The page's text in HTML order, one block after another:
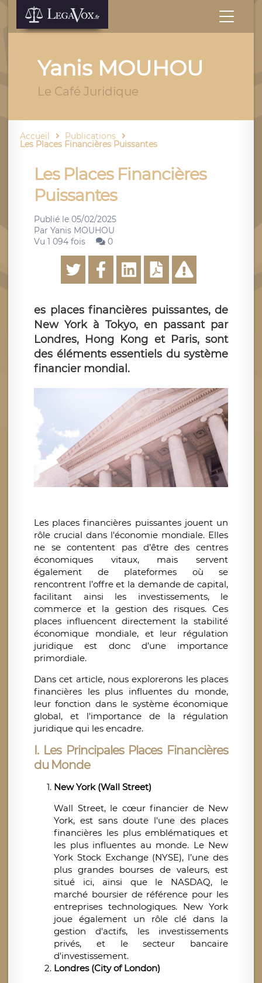
Yanis MOUHOU
Le Café Juridique
Accueil Publications
Les Places Financières Puissantes
Les Places Financières
Puissantes
Publié le 05/02/2025
Par Yanis MOUHOU
Vu 1 094 fois
0
es places financières puissantes, de
New York à Tokyo, en passant par
Londres, Hong Kong et Paris, sont
des éléments essentiels du système
financier mondial.
Les places financières puissantes jouent un
rôle crucial dans l'économie mondiale. Elles
ne se contentent pas d’être des centres
économiques vitaux, mais servent
également de plateformes où se
rencontrent l’offre et la demande de capital,
facilitant ainsi les investissements, le
commerce et la gestion des risques. Ces
places influencent directement la stabilité
économique mondiale, et leur régulation
juridique est donc d’une importance
primordiale.
Dans cet article, nous explorerons les places
financières les plus influentes du monde,
leur fonction dans le système économique
global, et l'importance de la régulation
juridique qui les encadre.
I. Les Principales Places Financières
du Monde
New York (Wall Street)
Wall Street, le cœur financier de New
York, est sans doute l'une des places
financières les plus emblématiques et
les plus influentes au monde. Le New
York Stock Exchange (NYSE), l’une des
plus grandes bourses de valeurs, est
situé ici, ainsi que le NASDAQ, le
marché boursier de référence pour les
entreprises technologiques. New York
joue également un rôle clé dans la
gestion d'actifs, les investissements
privés, et le secteur bancaire
d'investissement.
Londres (City of London)